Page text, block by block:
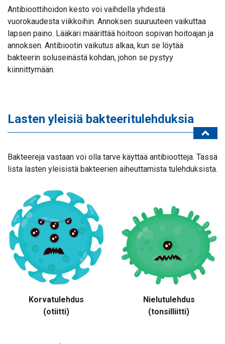
Antibioottihoidon kesto voi vaihdella yhdestä
vuorokaudesta viikkoihin. Annoksen suuruuteen vaikuttaa
lapsen paino. Lääkäri määrittää hoitoon sopivan hoitoajan ja
annoksen. Antibiootin vaikutus alkaa, kun se löytää
bakteerin soluseinästä kohdan, johon se pystyy
kiinnittymään.
Lasten yleisiä bakteeritulehduksia
Bakteereja vastaan voi olla tarve käyttää antibiootteja. Tässä
lista lasten yleisistä bakteerien aiheuttamista tulehduksista.
Korvatulehdus
(otiitti)
Nielutulehdus
(tonsilliitti)